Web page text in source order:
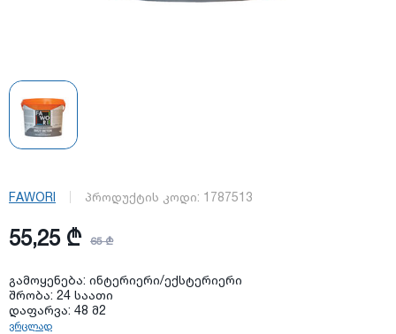
FAWORI პროდუქტის კოდი: 1787513
55,25 ₾ 65 ₾
გამოყენება: ინტერიერი/ექსტერიერი
შრობა: 24 საათი
დაფარვა: 48 მ2
ვრცლად